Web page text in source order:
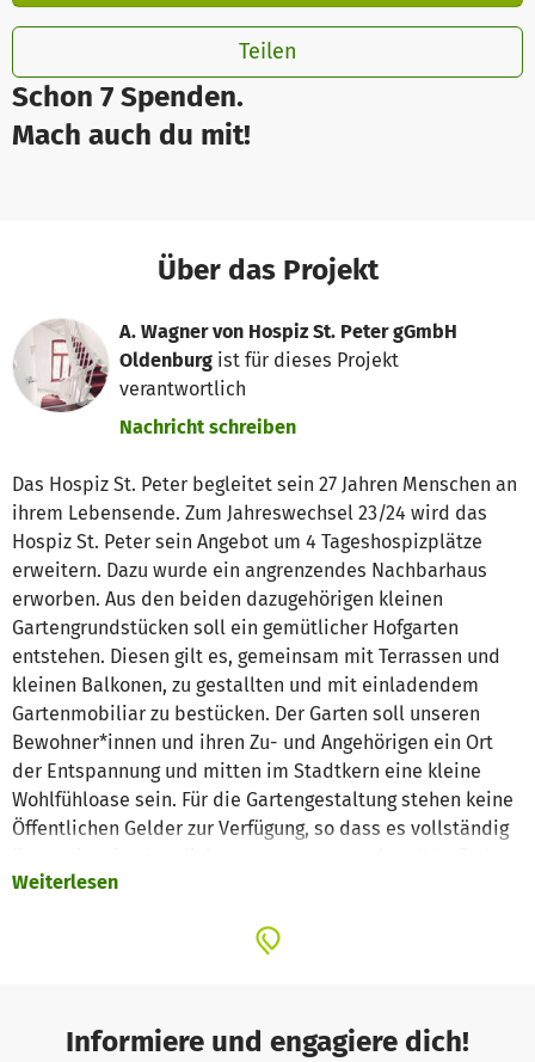
Schon 7 Spenden.
Mach auch du mit!
Teilen
Über das Projekt
A. Wagner von Hospiz St. Peter gGmbH
Oldenburg ist für dieses Projekt
verantwortlich
Nachricht schreiben
Das Hospiz St. Peter begleitet sein 27 Jahren Menschen an
ihrem Lebensende. Zum Jahreswechsel 23/24 wird das
Hospiz St. Peter sein Angebot um 4 Tageshospizplätze
erweitern. Dazu wurde ein angrenzendes Nachbarhaus
erworben. Aus den beiden dazugehörigen kleinen
Gartengrundstücken soll ein gemütlicher Hofgarten
entstehen. Diesen gilt es, gemeinsam mit Terrassen und
kleinen Balkonen, zu gestallten und mit einladendem
Gartenmobiliar zu bestücken. Der Garten soll unseren
Bewohner*innen und ihren Zu- und Angehörigen ein Ort
der Entspannung und mitten im Stadtkern eine kleine
Wohlfühloase sein. Für die Gartengestaltung stehen keine
Öffentlichen Gelder zur Verfügung, so dass es vollständig
sich die Grundstücksfläche zum überwiegenden Teil im
Weiterlesen
Informiere und engagiere dich!